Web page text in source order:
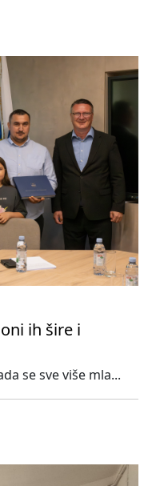
ih šire i
se sve više mla...